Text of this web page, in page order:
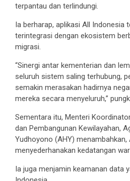
terpantau dan terlindungi.
Ia berharap, aplikasi All Indonesia
terintegrasi dengan ekosistem
migrasi.
“Sinergi antar kementerian dan
seluruh sistem saling terhubung,
semakin merasakan hadirnya
mereka secara menyeluruh,”
Sementara itu, Menteri
dan Pembangunan Kewilayahan,
Yudhoyono (AHY) menambahkan,
menyederhanakan kedatangan
Ia juga menjamin keamanan data